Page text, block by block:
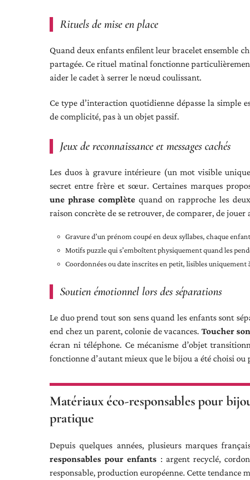
Rituels de mise en place
Quand deux enfants enfilent leur bracelet ensemble
partagée. Ce rituel matinal fonctionne
aider le cadet à serrer le nœud coulissant.
Ce type d’interaction quotidienne dépasse la simple
de complicité, pas à un objet passif.
Jeux de reconnaissance et messages cachés
Les duos à gravure intérieure (un mot visible
secret entre frère et sœur. Certaines marques
une phrase complètequand on rapproche les
raison concrète de se retrouver, de comparer, de jouer
Gravure d’un prénom coupé en deux syllabes, chaque
Motifs puzzle qui s’emboîtent physiquement quand les
Coordonnées ou date inscrites en petit, lisibles uniquement
Soutien émotionnel lors des séparations
Le duo prend tout son sens quand les enfants sont
end chez un parent, colonie de vacances. Toucher
écran ni téléphone. Ce mécanisme d’objet
fonctionne d’autant mieux que le bijou a été choisi ou
Matériaux éco-responsables pour
pratique
Depuis quelques années, plusieurs marques
responsables pour enfants : argent recyclé,
responsable, production européenne. Cette tendance